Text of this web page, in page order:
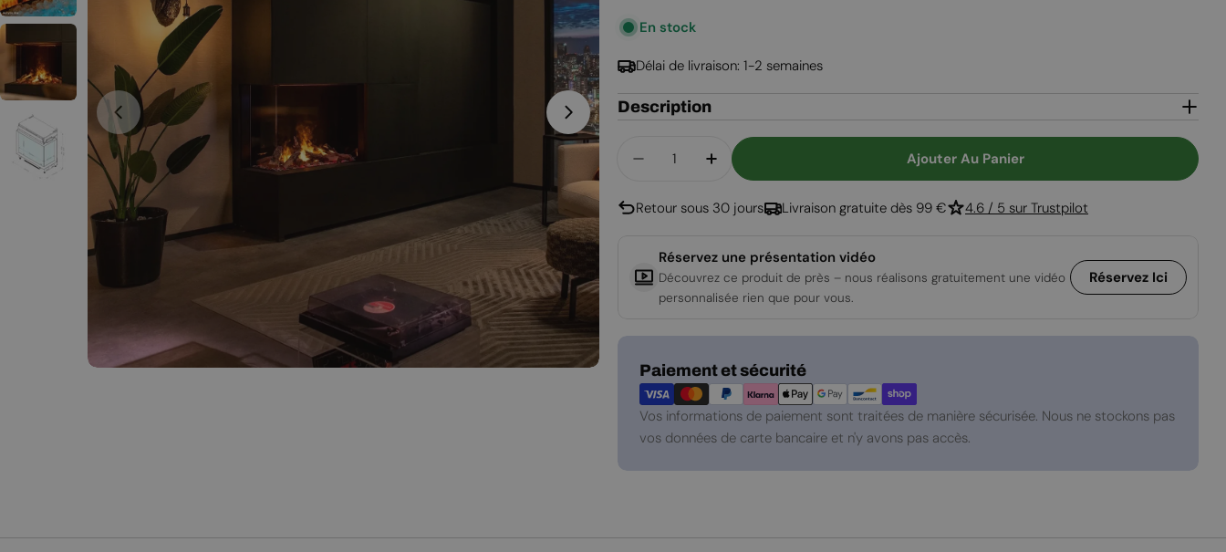
Ouvrir le média 0 en mode modal Ouvrir le média 1 en mode modal Ouvrir le média
régulier
En stock
Délai de livraison: 1-2 semaines
Description
Diminuer La Quantité Pour E-MatriX Mood 800-650 II - Cheminée À
Augmenter La Quantité Pour E-MatriX Mood 800-650 II -
Ajouter Au Panier
Retour sous 30 jours Livraison gratuite dès 99 € 4.6 / 5 sur Trustpilot
Réservez une présentation vidéo
Découvrez ce produit de près – nous réalisons gratuitement une vidéo
personnalisée rien que pour vous.
Réservez Ici
Paiement et sécurité
Modes
de
paiement
Vos informations de paiement sont traitées de manière sécurisée. Nous ne stockons pas
vos données de carte bancaire et n'y avons pas accès.